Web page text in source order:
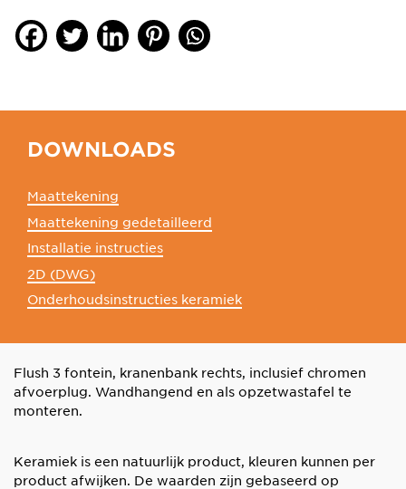
DOWNLOADS
Maattekening
Maattekening gedetailleerd
Installatie instructies
2D (DWG)
Onderhoudsinstructies keramiek
Flush 3 fontein, kranenbank rechts, inclusief chromen
afvoerplug. Wandhangend en als opzetwastafel te
monteren.
Keramiek is een natuurlijk product, kleuren kunnen per
product afwijken. De waarden zijn gebaseerd op